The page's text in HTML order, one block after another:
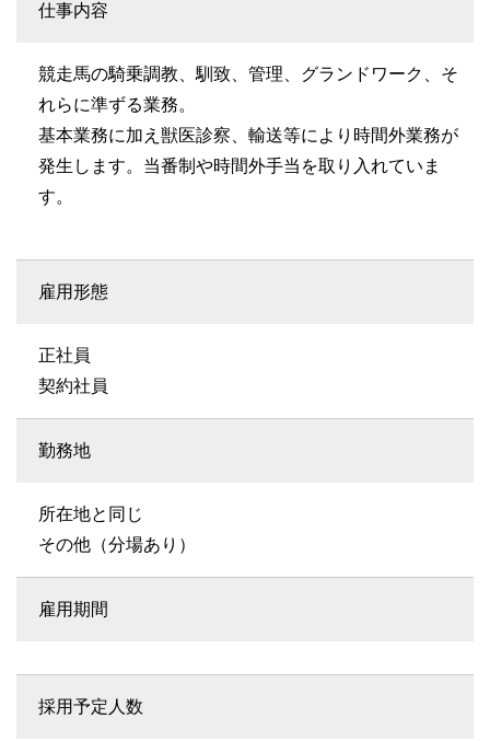
仕事内容
競走馬の騎乗調教、馴致、管理、グランドワーク、そ
れらに準ずる業務。
基本業務に加え獣医診察、輸送等により時間外業務が
発生します。当番制や時間外手当を取り入れていま
す。
雇用形態
正社員
契約社員
勤務地
所在地と同じ
その他（分場あり）
雇用期間
採用予定人数